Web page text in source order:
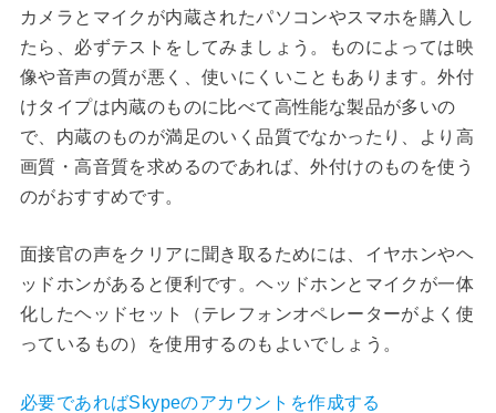
カメラとマイクが内蔵されたパソコンやスマホを購入し
たら、必ずテストをしてみましょう。ものによっては映
像や音声の質が悪く、使いにくいこともあります。外付
けタイプは内蔵のものに比べて高性能な製品が多いの
で、内蔵のものが満足のいく品質でなかったり、より高
画質・高音質を求めるのであれば、外付けのものを使う
のがおすすめです。
面接官の声をクリアに聞き取るためには、イヤホンやヘ
ッドホンがあると便利です。ヘッドホンとマイクが一体
化したヘッドセット（テレフォンオペレーターがよく使
っているもの）を使用するのもよいでしょう。
必要であればSkypeのアカウントを作成する